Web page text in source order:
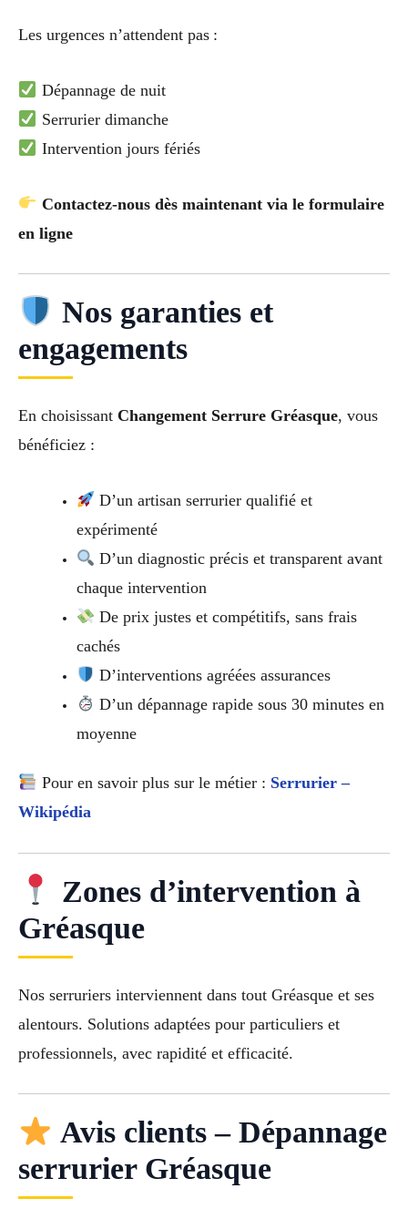
Les urgences n’attendent pas :
Dépannage de nuit
Serrurier dimanche
Intervention jours fériés
Contactez-nous dès maintenant via le formulaire
en ligne
Nos garanties et
engagements
En choisissant Changement Serrure Gréasque, vous
bénéficiez :
D’un artisan serrurier qualifié et
expérimenté
D’un diagnostic précis et transparent avant
chaque intervention
De prix justes et compétitifs, sans frais
cachés
D’interventions agréées assurances
D’un dépannage rapide sous 30 minutes en
moyenne
Pour en savoir plus sur le métier : Serrurier –
Wikipédia
Zones d’intervention à
Gréasque
Nos serruriers interviennent dans tout Gréasque et ses
alentours. Solutions adaptées pour particuliers et
professionnels, avec rapidité et efficacité.
Avis clients – Dépannage
serrurier Gréasque